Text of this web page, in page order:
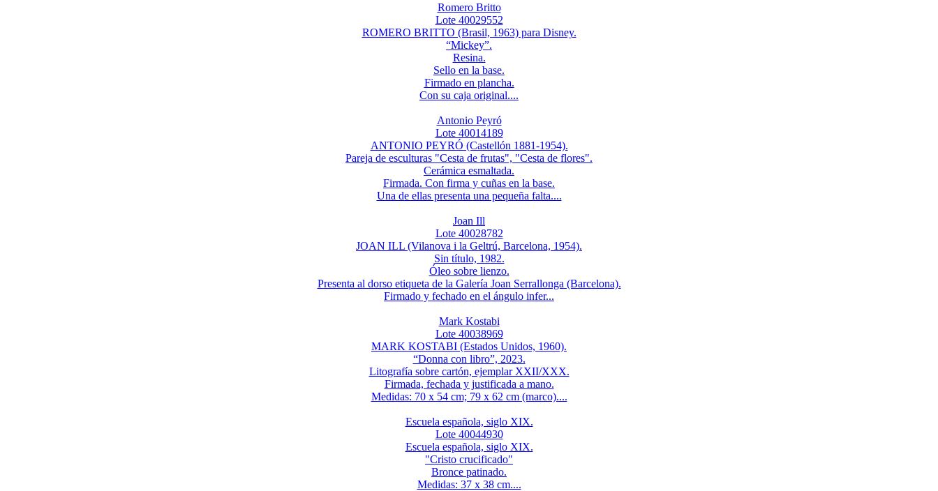
Romero Britto
Lote 40029552
ROMERO BRITTO (Brasil, 1963) para Disney.
“Mickey”.
Resina.
Sello en la base.
Firmado en plancha.
Con su caja original....
Antonio Peyró
Lote 40014189
ANTONIO PEYRÓ (Castellón 1881-1954).
Pareja de esculturas "Cesta de frutas", "Cesta de flores".
Cerámica esmaltada.
Firmada. Con firma y cuñas en la base.
Una de ellas presenta una pequeña falta....
Joan Ill
Lote 40028782
JOAN ILL (Vilanova i la Geltrú, Barcelona, 1954).
Sin título, 1982.
Óleo sobre lienzo.
Presenta al dorso etiqueta de la Galería Joan Serrallonga (Barcelona).
Firmado y fechado en el ángulo infer...
Mark Kostabi
Lote 40038969
MARK KOSTABI (Estados Unidos, 1960).
“Donna con libro”, 2023.
Litografía sobre cartón, ejemplar XXII/XXX.
Firmada, fechada y justificada a mano.
Medidas: 70 x 54 cm; 79 x 62 cm (marco)....
Escuela española, siglo XIX.
Lote 40044930
Escuela española, siglo XIX.
"Cristo crucificado"
Bronce patinado.
Medidas: 37 x 38 cm....